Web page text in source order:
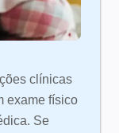
clínicas
exame físico
Se